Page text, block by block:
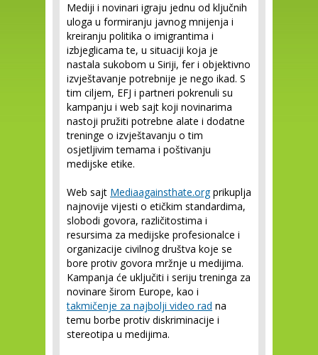
Mediji i novinari igraju jednu od ključnih
uloga u formiranju javnog mnijenja i
kreiranju politika o imigrantima i
izbjeglicama te, u situaciji koja je
nastala sukobom u Siriji, fer i objektivno
izvještavanje potrebnije je nego ikad. S
tim ciljem, EFJ i partneri pokrenuli su
kampanju i web sajt koji novinarima
nastoji pružiti potrebne alate i dodatne
treninge o izvještavanju o tim
osjetljivim temama i poštivanju
medijske etike.
Web sajt Mediaagainsthate.orgprikuplja
najnovije vijesti o etičkim standardima,
slobodi govora, različitostima i
resursima za medijske profesionalce i
organizacije civilnog društva koje se
bore protiv govora mržnje u medijima.
Kampanja će uključiti i seriju treninga za
novinare širom Europe, kao i
takmičenje za najbolji video rad na
temu borbe protiv diskriminacije i
stereotipa u medijima.